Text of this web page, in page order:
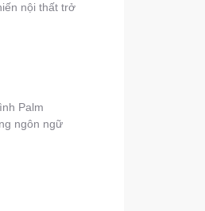
nội thất trở
Palm
ngôn ngữ